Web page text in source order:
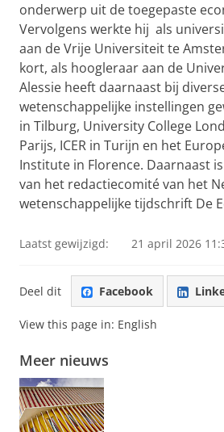
onderwerp uit de toegepaste
Vervolgens werkte hij als
aan de Vrije Universiteit te
kort, als hoogleraar aan de
Alessie heeft daarnaast bij
wetenschappelijke instellingen
in Tilburg, University College
Parijs, ICER in Turijn en het
Institute in Florence. Daarnaast
van het redactiecomité van het
wetenschappelijke tijdschrift De
Laatst gewijzigd: 21 april 2026
Deel dit Facebook
View this page in: English
Meer nieuws